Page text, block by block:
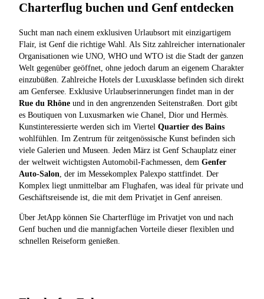
Charterflug buchen und Genf entdecken
Sucht man nach einem exklusiven Urlaubsort mit einzigartigem
Flair, ist Genf die richtige Wahl. Als Sitz zahlreicher internationaler
Organisationen wie UNO, WHO und WTO ist die Stadt der ganzen
Welt gegenüber geöffnet, ohne jedoch darum an eigenem Charakter
einzubüßen. Zahlreiche Hotels der Luxusklasse befinden sich direkt
am Genfersee. Exklusive Urlaubserinnerungen findet man in der
Rue du Rhône und in den angrenzenden Seitenstraßen. Dort gibt
es Boutiquen von Luxusmarken wie Chanel, Dior und Hermès.
Kunstinteressierte werden sich im Viertel Quartier des Bains
wohlfühlen. Im Zentrum für zeitgenössische Kunst befinden sich
viele Galerien und Museen. Jeden März ist Genf Schauplatz einer
der weltweit wichtigsten Automobil-Fachmessen, dem Genfer
Auto-Salon , der im Messekomplex Palexpo stattfindet. Der
Komplex liegt unmittelbar am Flughafen, was ideal für private und
Geschäftsreisende ist, die mit dem Privatjet in Genf anreisen.
Über JetApp können Sie Charterflüge im Privatjet von und nach
Genf buchen und die mannigfachen Vorteile dieser flexiblen und
schnellen Reiseform genießen.